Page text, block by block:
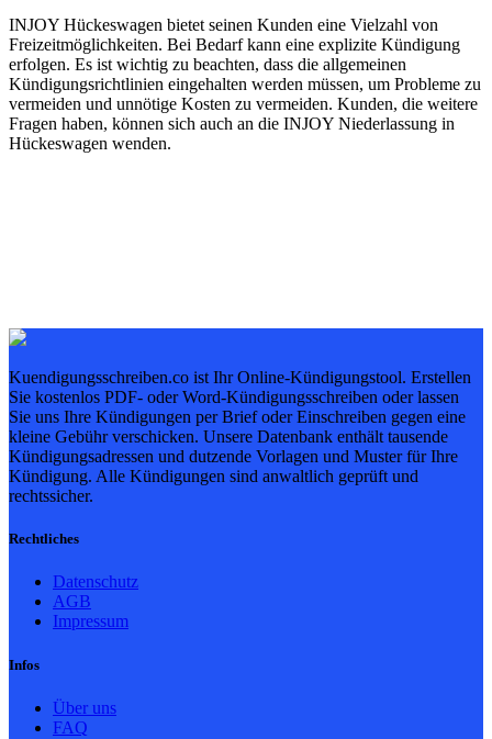
INJOY Hückeswagen bietet seinen Kunden eine Vielzahl von
Freizeitmöglichkeiten. Bei Bedarf kann eine explizite Kündigung
erfolgen. Es ist wichtig zu beachten, dass die allgemeinen
Kündigungsrichtlinien eingehalten werden müssen, um Probleme zu
vermeiden und unnötige Kosten zu vermeiden. Kunden, die weitere
Fragen haben, können sich auch an die INJOY Niederlassung in
Hückeswagen wenden.
Kuendigungsschreiben.co ist Ihr Online-Kündigungstool. Erstellen
Sie kostenlos PDF- oder Word-Kündigungsschreiben oder lassen
Sie uns Ihre Kündigungen per Brief oder Einschreiben gegen eine
kleine Gebühr verschicken. Unsere Datenbank enthält tausende
Kündigungsadressen und dutzende Vorlagen und Muster für Ihre
Kündigung. Alle Kündigungen sind anwaltlich geprüft und
rechtssicher.
Rechtliches
Datenschutz
AGB
Impressum
Infos
Über uns
FAQ